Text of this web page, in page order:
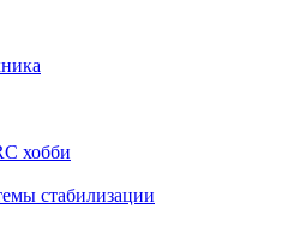
хобби
стабилизации